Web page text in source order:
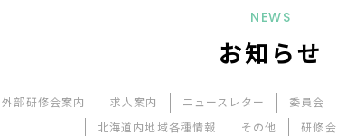
NEWS
お知らせ
外部研修会案内 求人案内 ニュースレター 委員会
北海道内地域各種情報
その他 研修会